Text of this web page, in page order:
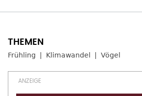
Frühling Klimawandel Vögel